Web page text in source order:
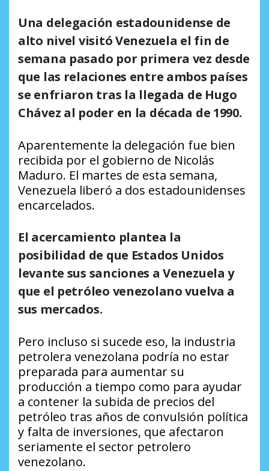
Una delegación estadounidense de
alto nivel visitó Venezuela el fin de
semana pasado por primera vez desde
que las relaciones entre ambos países
se enfriaron tras la llegada de Hugo
Chávez al poder en la década de 1990.
Aparentemente la delegación fue bien
recibida por el gobierno de Nicolás
Maduro. El martes de esta semana,
Venezuela liberó a dos estadounidenses
encarcelados.
El acercamiento plantea la
posibilidad de que Estados Unidos
levante sus sanciones a Venezuela y
que el petróleo venezolano vuelva a
sus mercados.
Pero incluso si sucede eso, la industria
petrolera venezolana podría no estar
preparada para aumentar su
producción a tiempo como para ayudar
a contener la subida de precios del
petróleo tras años de convulsión política
y falta de inversiones, que afectaron
seriamente el sector petrolero
venezolano.